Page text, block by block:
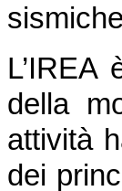
della
attività
dei